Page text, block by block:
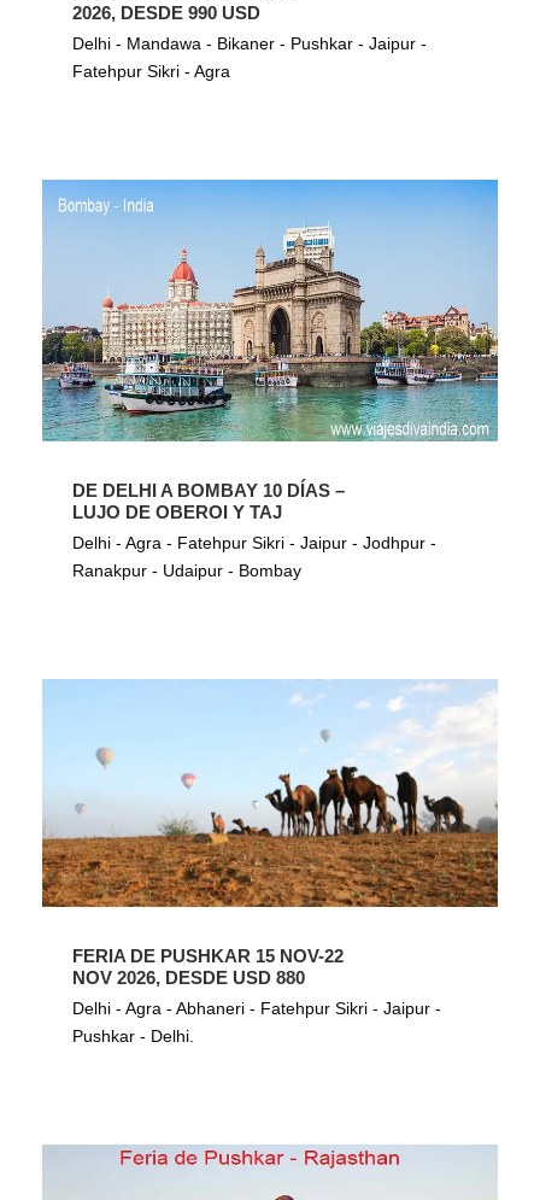
2026, DESDE 990 USD
Delhi - Mandawa - Bikaner - Pushkar - Jaipur -
Fatehpur Sikri - Agra
DE DELHI A BOMBAY 10 DÍAS –
LUJO DE OBEROI Y TAJ
Delhi - Agra - Fatehpur Sikri - Jaipur - Jodhpur -
Ranakpur - Udaipur - Bombay
FERIA DE PUSHKAR 15 NOV-22
NOV 2026, DESDE USD 880
Delhi - Agra - Abhaneri - Fatehpur Sikri - Jaipur -
Pushkar - Delhi.